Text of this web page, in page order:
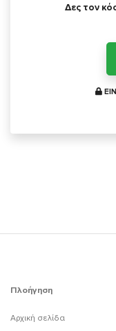
Δες τον
Πλοήγηση
Αρχική σελίδα